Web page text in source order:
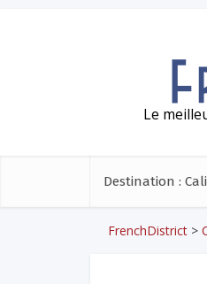
Le
Destination :
FrenchDistrict >